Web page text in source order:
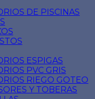
DE PISCINAS
ESPIGAS
PVC GRIS
RIEGO GOTEO
Y TOBERAS